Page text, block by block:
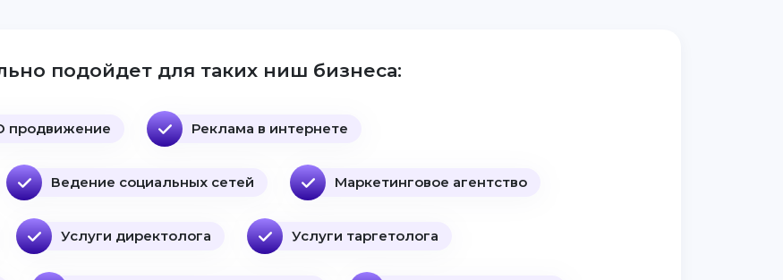
подойдет для таких ниш бизнеса:
продвижение Реклама в интернете
Ведение социальных сетей Маркетинговое агентство
Услуги директолога Услуги таргетолога